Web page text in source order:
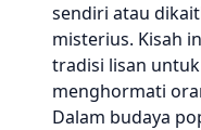
sendiri atau
misterius. Kisah
tradisi lisan
menghormati
Dalam budaya